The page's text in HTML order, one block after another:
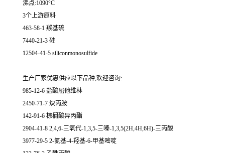
沸点:1090°C
3个上游原料
463-58-1 羰基硫
7440-21-3 硅
12504-41-5 siliconmonosulfide
生产厂家优惠供应以下品种,欢迎咨询:
985-12-6 盐酸屈他维林
2450-71-7 炔丙胺
142-91-6 棕榈酸异丙酯
2904-41-8 2,4,6-三氧代-1,3,5-三嗪-1,3,5(2H,4H,6H)-三丙酸
3977-29-5 2-氨基-4-羟基-6-甲基嘧啶